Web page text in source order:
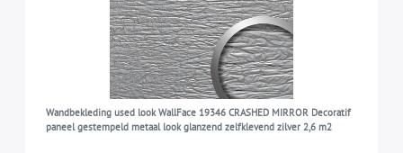
Wandbekleding used look WallFace 19346 CRASHED MIRROR Decoratif
paneel gestempeld metaal look glanzend zelfklevend zilver 2,6 m2